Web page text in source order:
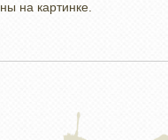
на картинке.